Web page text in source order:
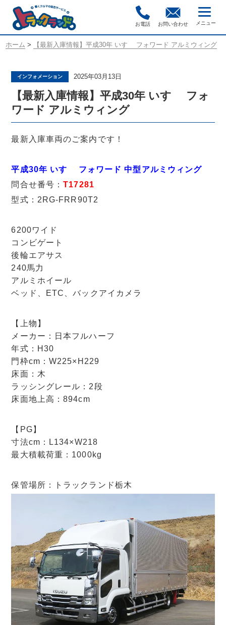
お電話 お問い合わせ
ホーム > 【最新入庫情報】平成30年 いすゞ フォワード アルミウィング
インフォメーション 2025年03月13日
【最新入庫情報】平成30年 いすゞ フォ
ワード アルミウィング
最新入庫車両のご案内です！
平成30年 いすゞ フォワード 中型アルミウィング
問合せ番号：T17281
型式：2RG-FRR90T2
6200ワイド
コンビゲート
後輪エアサス
240馬力
アルミホイール
ベッド、ETC、バックアイカメラ
【上物】
メーカー：日本フルハーフ
年式：H30
門枠cm：W225×H229
床面：木
ラッシングレール：2段
床面地上高：894cm
【PG】
寸法cm：L134×W218
最大積載荷重：1000kg
保管場所：トラックランド栃木